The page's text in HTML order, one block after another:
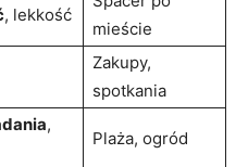
,‍ lekkość
mieście
Zakupy,
spotkania
,
Plaża, ogród